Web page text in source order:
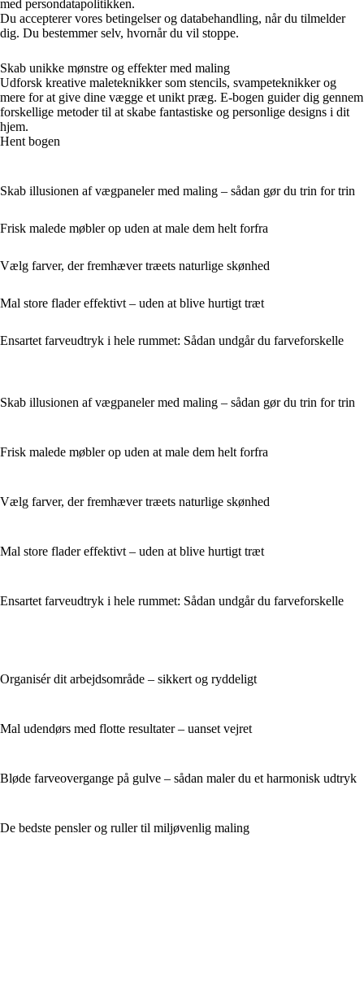
med persondatapolitikken.
Du accepterer vores betingelser og databehandling, når du tilmelder
dig. Du bestemmer selv, hvornår du vil stoppe.
Skab unikke mønstre og effekter med maling
Udforsk kreative maleteknikker som stencils, svampeteknikker og
mere for at give dine vægge et unikt præg. E-bogen guider dig gennem
forskellige metoder til at skabe fantastiske og personlige designs i dit
hjem.
Hent bogen
Skab illusionen af vægpaneler med maling – sådan gør du trin for trin
Frisk malede møbler op uden at male dem helt forfra
Vælg farver, der fremhæver træets naturlige skønhed
Mal store flader effektivt – uden at blive hurtigt træt
Ensartet farveudtryk i hele rummet: Sådan undgår du farveforskelle
Skab illusionen af vægpaneler med maling – sådan gør du trin for trin
Frisk malede møbler op uden at male dem helt forfra
Vælg farver, der fremhæver træets naturlige skønhed
Mal store flader effektivt – uden at blive hurtigt træt
Ensartet farveudtryk i hele rummet: Sådan undgår du farveforskelle
Organisér dit arbejdsområde – sikkert og ryddeligt
Mal udendørs med flotte resultater – uanset vejret
Bløde farveovergange på gulve – sådan maler du et harmonisk udtryk
De bedste pensler og ruller til miljøvenlig maling